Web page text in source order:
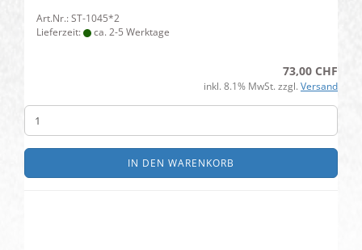
Art.Nr.: ST-1045*2
Lieferzeit:
ca. 2-5 Werktage
73,00 CHF
inkl. 8.1% MwSt. zzgl. Versand
IN DEN WARENKORB